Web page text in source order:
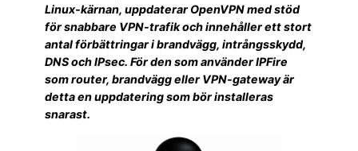
Linux-kärnan, uppdaterar OpenVPN med stöd
för snabbare VPN-trafik och innehåller ett stort
antal förbättringar i brandvägg, intrångsskydd,
DNS och IPsec. För den som använder IPFire
som router, brandvägg eller VPN-gateway är
detta en uppdatering som bör installeras
snarast.